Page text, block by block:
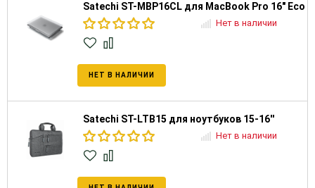
Satechi ST-MBP16CL для MacBook Pro 16" Eco
Нет в наличии
НЕТ В НАЛИЧИИ
Satechi ST-LTB15 для ноутбуков 15-16''
Нет в наличии